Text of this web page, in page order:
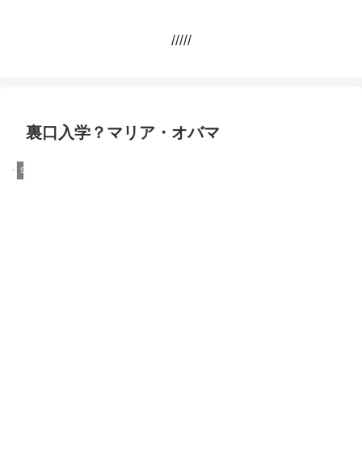
/////
裏口入学？マリア・オバマ
Scandal